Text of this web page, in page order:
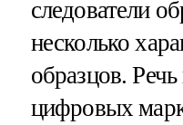
следователи
несколько
образцов.
цифровых